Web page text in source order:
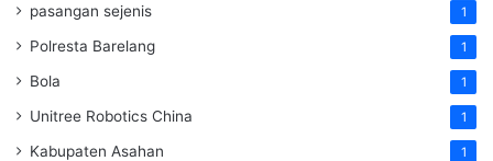
pasangan sejenis 1
Polresta Barelang 1
Bola 1
Unitree Robotics China 1
Kabupaten Asahan 1